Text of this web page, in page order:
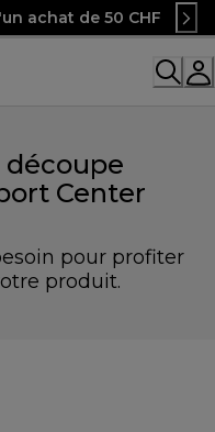
achat de 50 CHF
découpe
Center
pour profiter
produit.